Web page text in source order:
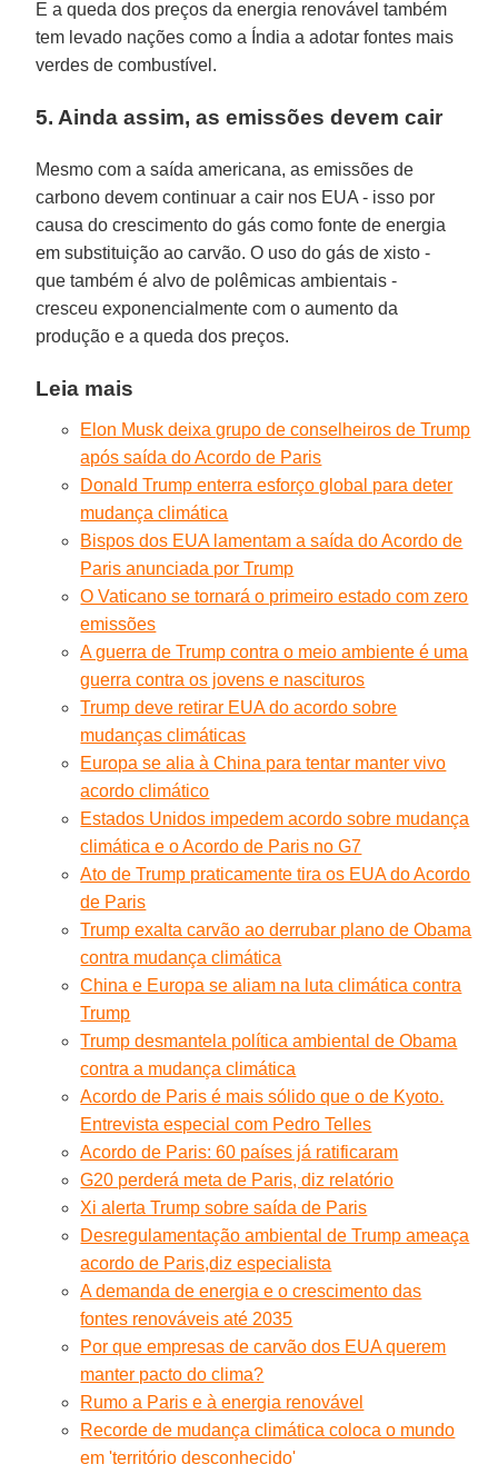
E a queda dos preços da energia renovável também
tem levado nações como a Índia a adotar fontes mais
verdes de combustível.
5. Ainda assim, as emissões devem cair
Mesmo com a saída americana, as emissões de
carbono devem continuar a cair nos EUA - isso por
causa do crescimento do gás como fonte de energia
em substituição ao carvão. O uso do gás de xisto -
que também é alvo de polêmicas ambientais -
cresceu exponencialmente com o aumento da
produção e a queda dos preços.
Leia mais
Elon Musk deixa grupo de conselheiros de Trump
após saída do Acordo de Paris
Donald Trump enterra esforço global para deter
mudança climática
Bispos dos EUA lamentam a saída do Acordo de
Paris anunciada por Trump
O Vaticano se tornará o primeiro estado com zero
emissões
A guerra de Trump contra o meio ambiente é uma
guerra contra os jovens e nascituros
Trump deve retirar EUA do acordo sobre
mudanças climáticas
Europa se alia à China para tentar manter vivo
acordo climático
Estados Unidos impedem acordo sobre mudança
climática e o Acordo de Paris no G7
Ato de Trump praticamente tira os EUA do Acordo
de Paris
Trump exalta carvão ao derrubar plano de Obama
contra mudança climática
China e Europa se aliam na luta climática contra
Trump
Trump desmantela política ambiental de Obama
contra a mudança climática
Acordo de Paris é mais sólido que o de Kyoto.
Entrevista especial com Pedro Telles
Acordo de Paris: 60 países já ratificaram
G20 perderá meta de Paris, diz relatório
Xi alerta Trump sobre saída de Paris
Desregulamentação ambiental de Trump ameaça
acordo de Paris,diz especialista
A demanda de energia e o crescimento das
fontes renováveis até 2035
Por que empresas de carvão dos EUA querem
manter pacto do clima?
Rumo a Paris e à energia renovável
Recorde de mudança climática coloca o mundo
em 'território desconhecido'